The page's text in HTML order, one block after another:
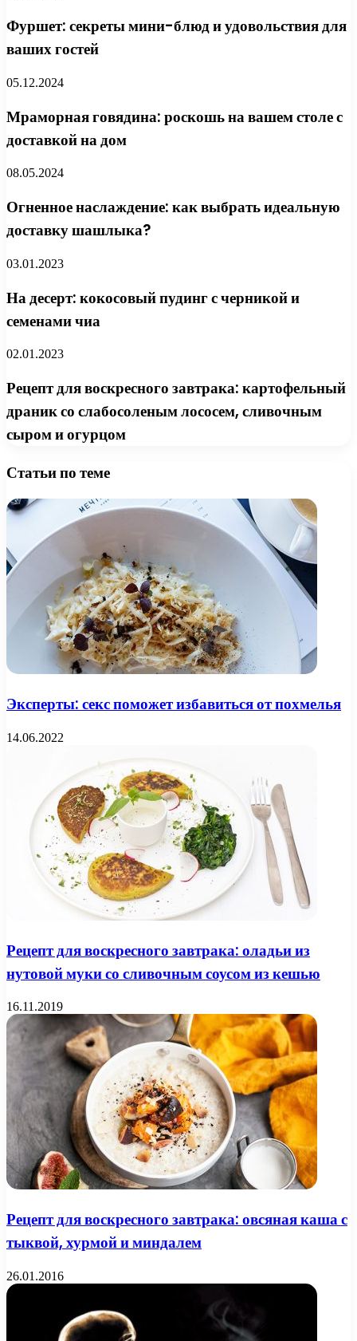
Фуршет: секреты мини-блюд и удовольствия для
ваших гостей
05.12.2024
Мраморная говядина: роскошь на вашем столе с
доставкой на дом
08.05.2024
Огненное наслаждение: как выбрать идеальную
доставку шашлыка?
03.01.2023
На десерт: кокосовый пудинг с черникой и
семенами чиа
02.01.2023
Рецепт для воскресного завтрака: картофельный
драник со слабосоленым лососем, сливочным
сыром и огурцом
Статьи по теме
Эксперты: секс поможет избавиться от похмелья
14.06.2022
Рецепт для воскресного завтрака: оладьи из
нутовой муки со сливочным соусом из кешью
16.11.2019
Рецепт для воскресного завтрака: овсяная каша с
тыквой, хурмой и миндалем
26.01.2016